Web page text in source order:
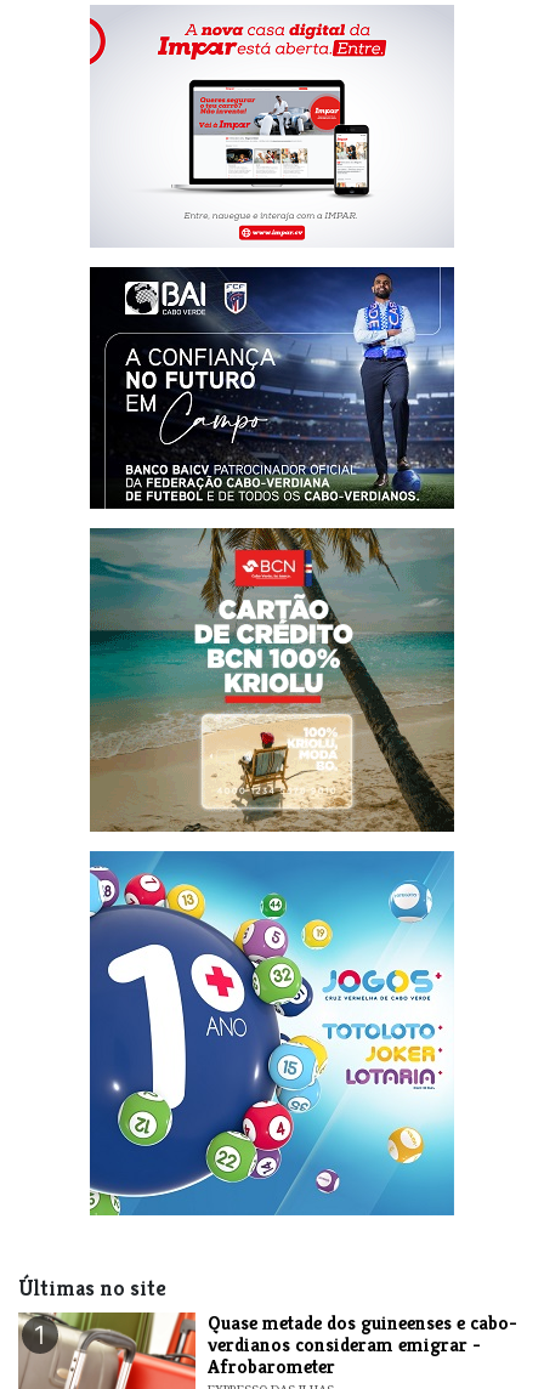
Últimas no site
1
Quase metade dos guineenses e cabo-
verdianos consideram emigrar -
Afrobarometer